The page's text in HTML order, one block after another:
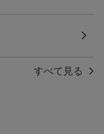
すべて見る